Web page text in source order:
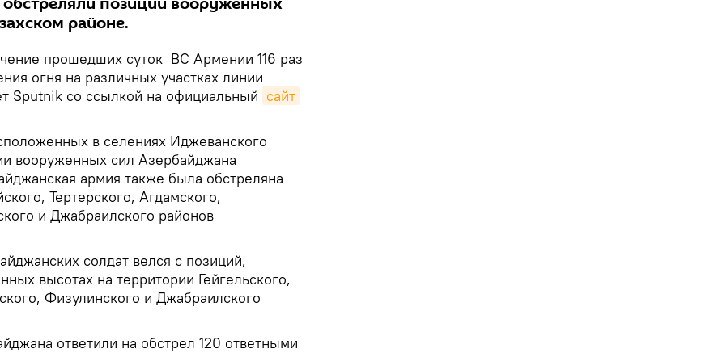
районе.
прошедших суток ВС Армении 116 раз
огня на различных участках линии
Sputnik со ссылкой на официальный сайт
в селениях Иджеванского
вооруженных сил Азербайджана
армия также была обстреляна
Тертерского, Агдамского,
и Джабраилского районов
солдат велся с позиций,
высотах на территории Гейгельского,
Физулинского и Джабраилского
ответили на обстрел 120 ответными